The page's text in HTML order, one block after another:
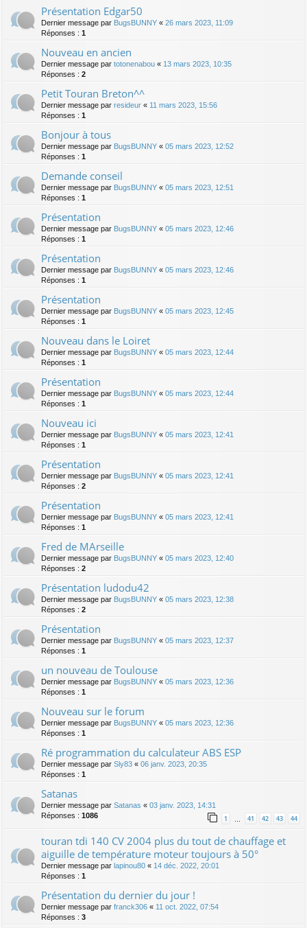
Présentation Edgar50
Dernier message par BugsBUNNY « 26 mars 2023, 11:09
Réponses : 1
Nouveau en ancien
Dernier message par totonenabou « 13 mars 2023, 10:35
Réponses : 2
Petit Touran Breton^^
Dernier message par resideur « 11 mars 2023, 15:56
Réponses : 1
Bonjour à tous
Dernier message par BugsBUNNY « 05 mars 2023, 12:52
Réponses : 1
Demande conseil
Dernier message par BugsBUNNY « 05 mars 2023, 12:51
Réponses : 1
Présentation
Dernier message par BugsBUNNY « 05 mars 2023, 12:46
Réponses : 1
Présentation
Dernier message par BugsBUNNY « 05 mars 2023, 12:46
Réponses : 1
Présentation
Dernier message par BugsBUNNY « 05 mars 2023, 12:45
Réponses : 1
Nouveau dans le Loiret
Dernier message par BugsBUNNY « 05 mars 2023, 12:44
Réponses : 1
Présentation
Dernier message par BugsBUNNY « 05 mars 2023, 12:44
Réponses : 1
Nouveau ici
Dernier message par BugsBUNNY « 05 mars 2023, 12:41
Réponses : 1
Présentation
Dernier message par BugsBUNNY « 05 mars 2023, 12:41
Réponses : 2
Présentation
Dernier message par BugsBUNNY « 05 mars 2023, 12:41
Réponses : 1
Fred de MArseille
Dernier message par BugsBUNNY « 05 mars 2023, 12:40
Réponses : 2
Présentation ludodu42
Dernier message par BugsBUNNY « 05 mars 2023, 12:38
Réponses : 2
Présentation
Dernier message par BugsBUNNY « 05 mars 2023, 12:37
Réponses : 1
un nouveau de Toulouse
Dernier message par BugsBUNNY « 05 mars 2023, 12:36
Réponses : 1
Nouveau sur le forum
Dernier message par BugsBUNNY « 05 mars 2023, 12:36
Réponses : 1
Ré programmation du calculateur ABS ESP
Dernier message par Sly83 « 06 janv. 2023, 20:35
Réponses : 1
Satanas
Dernier message par Satanas « 03 janv. 2023, 14:31
Réponses : 1086 1 41 42 43 44
touran tdi 140 CV 2004 plus du tout de chauffage et
aiguille de température moteur toujours à 50°
Dernier message par lapinou80 « 14 déc. 2022, 20:01
Réponses : 1
Présentation du dernier du jour !
Dernier message par franck306 « 11 oct. 2022, 07:54
Réponses : 3